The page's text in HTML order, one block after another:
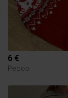
6 €
Pepco